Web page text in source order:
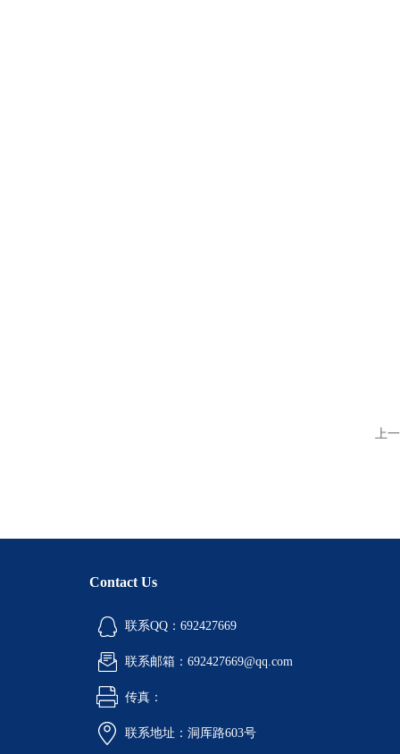
上
Contact Us
联系QQ：692427669
联系邮箱：692427669@qq.com
传真：
联系地址：洞厍路603号